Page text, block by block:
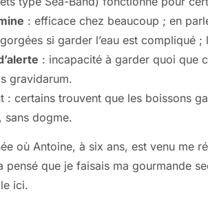
: efficace chez beaucoup ; en
si garder l’eau est compliqué
: incapacité à garder quoi que
gravidarum.
: certains trouvent que les boissons
sans dogme.
où Antoine, à six ans, est venu me
que je faisais ma gourmande
ici.